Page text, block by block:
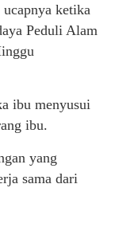
ketika
Peduli Alam
ibu menyusui
ibu.
yang
sama dari